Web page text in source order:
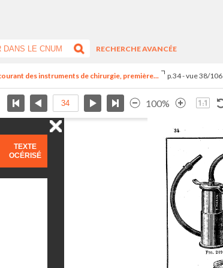
RECHERCHE AVANCÉE
des instruments de chirurgie, première... p.34 - vue 38/106
100%
TEXTE
OCÉRISÉ